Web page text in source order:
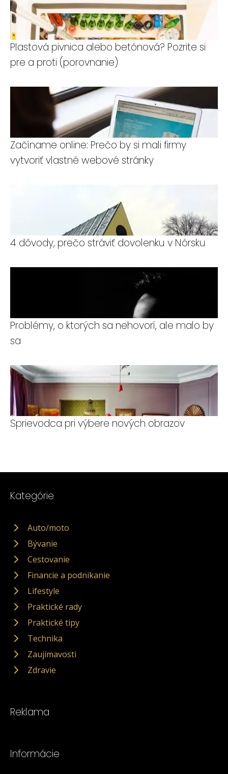
Plastová pivnica alebo betónová? Pozrite si
pre a proti (porovnanie)
Začíname online: Prečo by si mali firmy
vytvoriť vlastné webové stránky
4 dôvody, prečo stráviť dovolenku v Nórsku
Problémy, o ktorých sa nehovorí, ale malo by
sa
Sprievodca pri výbere nových obrazov
Kategórie
Auto/moto
Bývanie
Cestovanie
Financie a podnikanie
Lifestyle
Praktické rady
Praktické tipy
Technika
Zaujímavosti
Zdravie
Reklama
Informácie